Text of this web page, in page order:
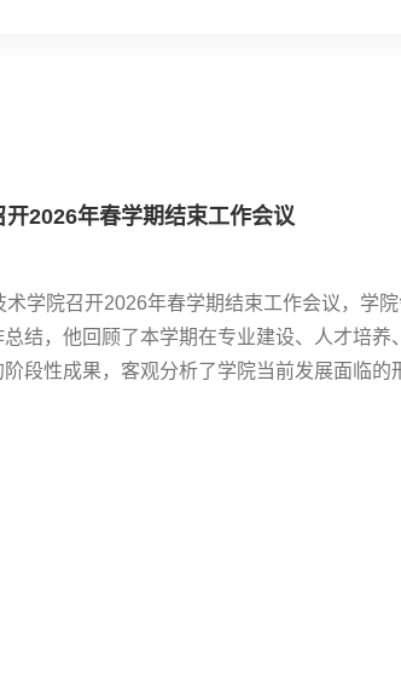
开2026年春学期结束工作会议
院召开2026年春学期结束工作会议，学
结，他回顾了本学期在专业建设、人才培
段性成果，客观分析了学院当前发展面临